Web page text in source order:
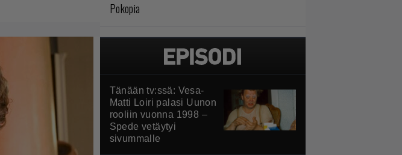
Pokopia
Tänään tv:ssä: Vesa-
Matti Loiri palasi Uunon
rooliin vuonna 1998 –
Spede vetäytyi
sivummalle